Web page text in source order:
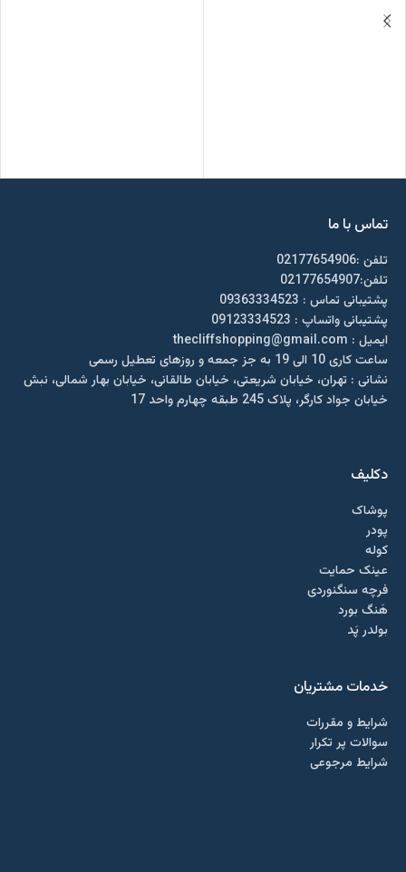
تماس با ما
تلفن :02177654906
تلفن:02177654907
پشتیبانی تماس : 09363334523
پشتیبانی واتساپ : 09123334523
ايميل : thecliffshopping@gmail.com
ساعت کاری 10 الی 19 به جز جمعه و روزهای تعطیل رسمی
نشانی : تهران، خیابان شریعتی، خیابان طالقانی، خیابان بهار شمالی، نبش
خیابان جواد کارگر، پلاک 245 طبقه چهارم واحد 17
دکلیف​
پوشاک
پودر
کوله
عینک حمایت
فرچه سنگنوردی
هَنگ بورد
بولدر پَد
خدمات مشتریان
شرایط و مقررات
سوالات پر تکرار
شرایط مرجوعی